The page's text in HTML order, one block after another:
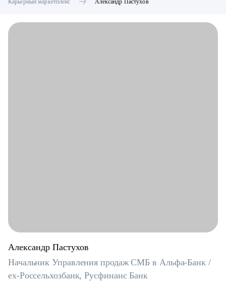
Карьерный маркетплейс Александр Пастухов
Александр Пастухов
Начальник Управления продаж СМБ в Альфа-Банк /
ex-Россельхозбанк, Русфинанс Банк